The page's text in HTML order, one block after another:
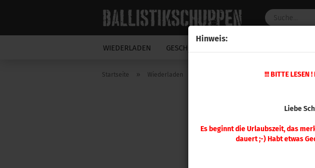
Hinweis:
!!! BITTE LESEN !
Liebe
Es beginnt die Urlaubszeit, das
dauert ;-) Habt etwas
WIEDERLADEN GESCHOSSE
Startseite » Wiederladen Hülsenhalter »